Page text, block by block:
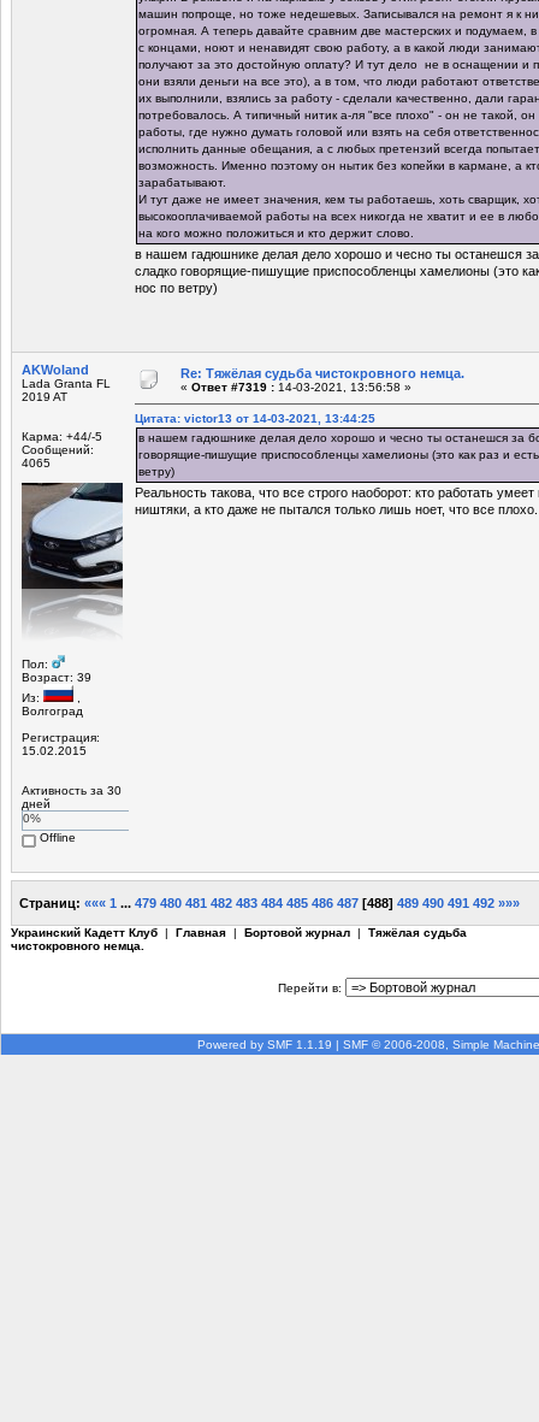
машин попроще, но тоже недешевых. Записывался на ремонт я к
огромная. А теперь давайте сравним две мастерских и подумаем, в
с концами, ноют и ненавидят свою работу, а в какой люди
получают за это достойную оплату? И тут дело не в оснащении и
они взяли деньги на все это), а в том, что люди работают
их выполнили, взялись за работу - сделали качественно, дали
потребовалось. А типичный нитик а-ля "все плохо" - он не такой,
работы, где нужно думать головой или взять на себя
исполнить данные обещания, а с любых претензий всегда
возможность. Именно поэтому он нытик без копейки в кармане, а
зарабатывают.
И тут даже не имеет значения, кем ты работаешь, хоть сварщик,
высокооплачиваемой работы на всех никогда не хватит и ее в
на кого можно положиться и кто держит слово.
в нашем гадюшнике делая дело хорошо и чесно ты останешся
сладко говорящие-пишущие приспособленцы хамелионы (это
нос по ветру)
AKWoland
Lada Granta FL
2019 AT
Карма: +44/-5
Сообщений:
4065
Пол:
Возраст: 39
Из:
Волгоград
Регистрация:
15.02.2015
Активность за 30
дней
0%
Offline
Re: Тяжёлая судьба чистокровного немца.
« Ответ #7319 : 14-03-2021, 13:56:58 »
Цитата: victor13 от 14-03-2021, 13:44:25
в нашем гадюшнике делая дело хорошо и чесно ты останешся за
говорящие-пишущие приспособленцы хамелионы (это как раз и
ветру)
Реальность такова, что все строго наоборот: кто работать
ништяки, а кто даже не пытался только лишь ноет, что все
Страниц: ««« 1 ... 479 480 481 482 483 484 485 486 487 [488] 489 490 491 492 »»»
Украинский Кадетт Клуб | Главная | Бортовой журнал | Тяжёлая судьба
чистокровного немца.
Перейти в:
Powered by SMF 1.1.19 | SMF © 2006-2008, Simple